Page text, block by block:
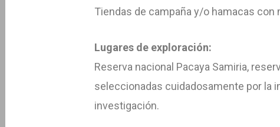
Tiendas de campaña y/o hamacas
Lugares de exploración:
Reserva nacional Pacaya Samiria,
seleccionadas cuidadosamente por la
investigación.